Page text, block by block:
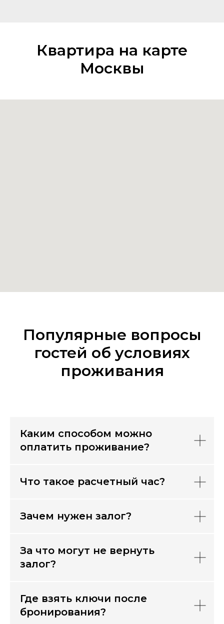
Квартира на карте
Москвы
Популярные вопросы
гостей об условиях
проживания
Каким способом можно
оплатить проживание?
Что такое расчетный час?
Зачем нужен залог?
За что могут не вернуть
залог?
Где взять ключи после
бронирования?